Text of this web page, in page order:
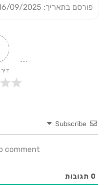
פורסם בתאריך: 16/09/2025
Subscribe
comment
0 תגובות